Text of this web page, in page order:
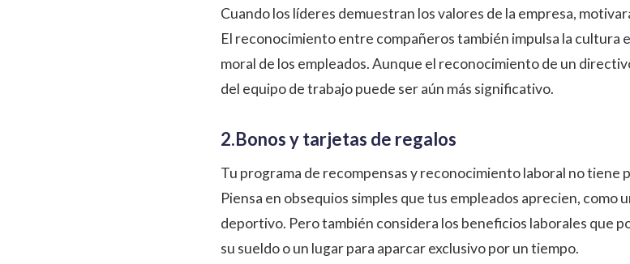
Cuando los líderes demuestran los valores de la empresa,
El reconocimiento entre compañeros también impulsa la cultura
moral de los empleados. Aunque el reconocimiento de un
del equipo de trabajo puede ser aún más significativo.
2.Bonos y tarjetas de regalos
Tu programa de recompensas y reconocimiento laboral no tiene
Piensa en obsequios simples que tus empleados aprecien,
deportivo. Pero también considera los beneficios laborales que
su sueldo o un lugar para aparcar exclusivo por un tiempo.